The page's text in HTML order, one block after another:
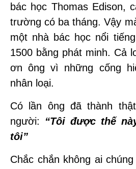
bác học Thomas Edison,
trường có ba tháng. Vậy
một nhà bác học nổi
1500 bằng phát minh. Cả
ơn ông vì những cống
nhân loại.
Có lần ông đã thành
người: “Tôi được thế
tôi”
Chắc chắn không ai